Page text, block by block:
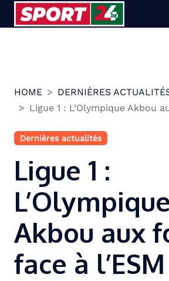
HOME
DERNIÈRES
Ligue 1 : L’Olympique Akbou
Dernières actualités
Ligue 1 :
L’Olympique
Akbou aux
face à l’ESM